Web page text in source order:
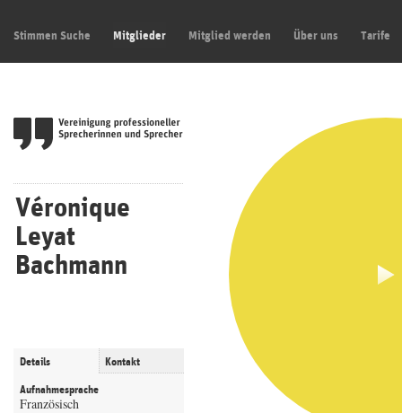
Stimmen Suche Mitglieder Mitglied werden Über uns Tarife
Véronique
Leyat
Bachmann
Details Kontakt
Aufnahmesprache
Französisch